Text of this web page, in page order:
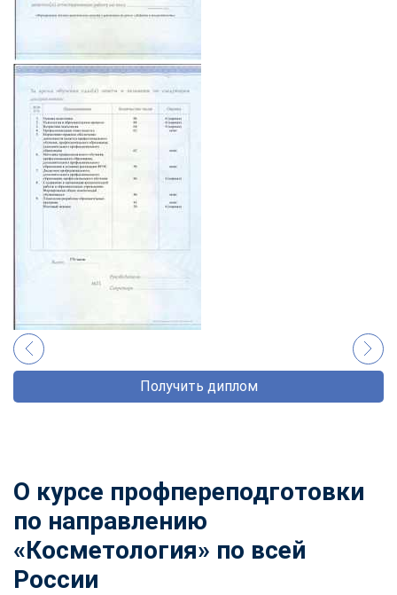
Получить диплом
О курсе профпереподготовки
по направлению
«Косметология» по всей
России